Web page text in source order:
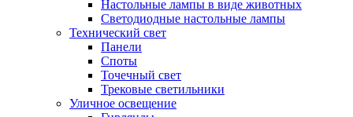
Настольные лампы в виде животных
Светодиодные настольные лампы
Технический свет
Панели
Споты
Точечный свет
Трековые светильники
Уличное освещение